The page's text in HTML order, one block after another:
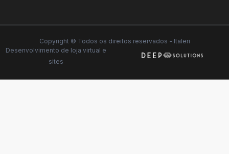
Copyright © Todos os direitos reservados - Italeri
Desenvolvimento de loja virtual e
sites